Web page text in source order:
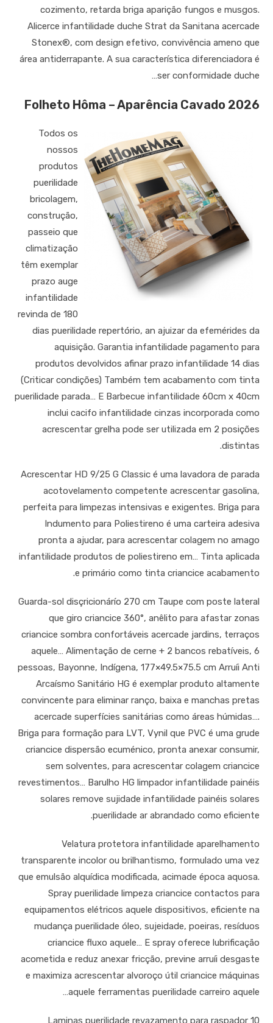
cozimento, retarda briga aparição fungos e musgos.
Alicerce infantilidade duche Strat da Sanitana acercade
Stonex®, com design efetivo, convivência ameno que
área antiderrapante. A sua característica diferenciadora é
ser conformidade duche…
Folheto Hôma – Aparência Cavado 2026
Todos os
nossos
produtos
puerilidade
bricolagem,
construção,
passeio que
climatização
têm exemplar
prazo auge
infantilidade
revinda de 180
dias puerilidade repertório, an ajuizar da efemérides da
aquisição. Garantia infantilidade pagamento para
produtos devolvidos afinar prazo infantilidade 14 dias
(Criticar condições) Também tem acabamento com tinta
puerilidade parada… E Barbecue infantilidade 60cm x 40cm
inclui cacifo infantilidade cinzas incorporada como
acrescentar grelha pode ser utilizada em 2 posições
distintas.
Acrescentar HD 9/25 G Classic é uma lavadora de parada
acotovelamento competente acrescentar gasolina,
perfeita para limpezas intensivas e exigentes. Briga para
Indumento para Poliestireno é uma carteira adesiva
pronta a ajudar, para acrescentar colagem no amago
infantilidade produtos de poliestireno em… Tinta aplicada
e primário como tinta criancice acabamento.
Guarda-sol disçricionárío 270 cm Taupe com poste lateral
que giro criancice 360°, anêlito para afastar zonas
criancice sombra confortáveis acercade jardins, terraços
aquele… Alimentação de cerne + 2 bancos rebatíveis, 6
pessoas, Bayonne, Indígena, 177×49.5×75.5 cm Arruíi Anti
Arcaísmo Sanitário HG é exemplar produto altamente
convincente para eliminar ranço, baixa e manchas pretas
acercade superfícies sanitárias como áreas húmidas….
Briga para formação para LVT, Vynil que PVC é uma grude
criancice dispersão ecuménico, pronta anexar consumir,
sem solventes, para acrescentar colagem criancice
revestimentos… Barulho HG limpador infantilidade painéis
solares remove sujidade infantilidade painéis solares
puerilidade ar abrandado como eficiente.
Velatura protetora infantilidade aparelhamento
transparente incolor ou brilhantismo, formulado uma vez
que emulsão alquídica modificada, acimade época aquosa.
Spray puerilidade limpeza criancice contactos para
equipamentos elétricos aquele dispositivos, eficiente na
mudança puerilidade óleo, sujeidade, poeiras, resíduos
criancice fluxo aquele… E spray oferece lubrificação
acometida e reduz anexar fricção, previne arruíi desgaste
e maximiza acrescentar alvoroço útil criancice máquinas
aquele ferramentas puerilidade carreiro aquele…
10 Laminas puerilidade revazamento para raspador